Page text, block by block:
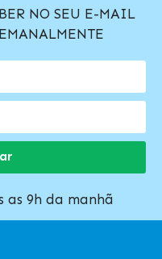
NO SEU E-MAIL
as 9h da manhã